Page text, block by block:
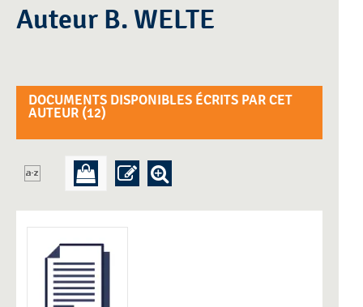
Auteur B. WELTE
DOCUMENTS DISPONIBLES ÉCRITS PAR CET
AUTEUR (12)